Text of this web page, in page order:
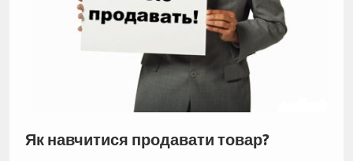
Як навчитися продавати товар?